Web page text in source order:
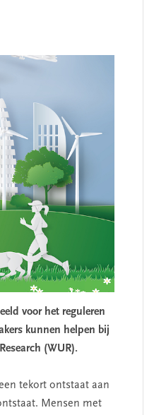
voor het reguleren
kunnen helpen bij
(WUR).
tekort ontstaat aan
Mensen met